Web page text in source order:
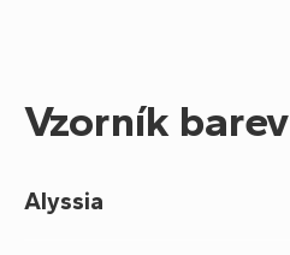
Vzorník barev
Alyssia